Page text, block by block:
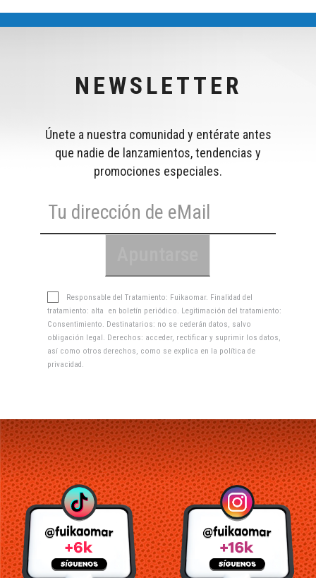
NEWSLETTER
Únete a nuestra comunidad y entérate antes
que nadie de lanzamientos, tendencias y
promociones especiales.
Responsable del Tratamiento: Fuikaomar. Finalidad del
tratamiento: alta en boletín periódico. Legitimación del tratamiento:
Consentimiento. Destinatarios: no se cederán datos, salvo
obligación legal. Derechos: acceder, rectificar y suprimir los datos,
así como otros derechos, como se explica en la política de
privacidad